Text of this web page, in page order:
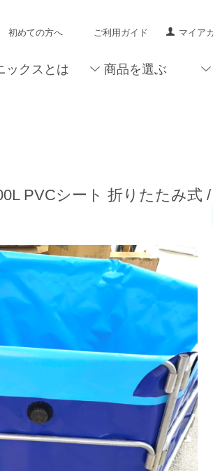
初めての方へ ご利用ガイド マイア
ックスとは 商品を選ぶ
PVCシート 折りたたみ